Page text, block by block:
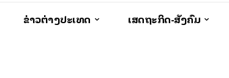
ຂ່າວຕ່າງປະເທດ ເສດຖະກິດ-ສັງຄົມ